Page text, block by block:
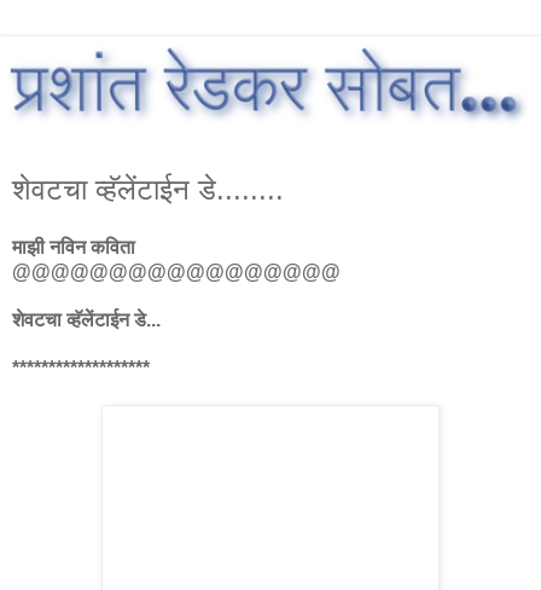
शेवटचा व्हॅलेंटाईन डे........
माझी नविन कविता
@@@@@@@@@@@@@@@@@
शेवटचा व्हॅलेंटाईन डे...
*******************